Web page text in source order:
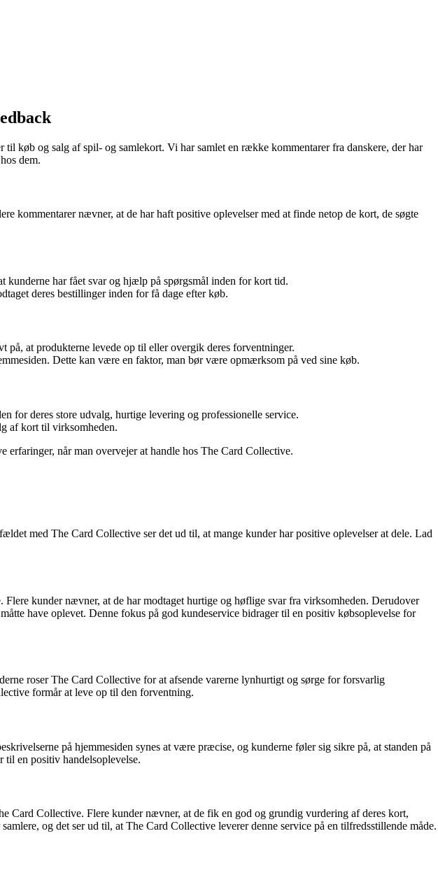
køb og salg af spil- og samlekort. Vi har samlet en række kommentarer fra danskere, der har
dem.
kommentarer nævner, at de har haft positive oplevelser med at finde netop de kort, de søgte
kunderne har fået svar og hjælp på spørgsmål inden for kort tid.
deres bestillinger inden for få dage efter køb.
at produkterne levede op til eller overgik deres forventninger.
Dette kan være en faktor, man bør være opmærksom på ved sine køb.
for deres store udvalg, hurtige levering og professionelle service.
af kort til virksomheden.
erfaringer, når man overvejer at handle hos The Card Collective.
med The Card Collective ser det ud til, at mange kunder har positive oplevelser at dele. Lad
kunder nævner, at de har modtaget hurtige og høflige svar fra virksomheden. Derudover
have oplevet. Denne fokus på god kundeservice bidrager til en positiv købsoplevelse for
roser The Card Collective for at afsende varerne lynhurtigt og sørge for forsvarlig
formår at leve op til den forventning.
på hjemmesiden synes at være præcise, og kunderne føler sig sikre på, at standen på
til en positiv handelsoplevelse.
Card Collective. Flere kunder nævner, at de fik en god og grundig vurdering af deres kort,
og det ser ud til, at The Card Collective leverer denne service på en tilfredsstillende måde.